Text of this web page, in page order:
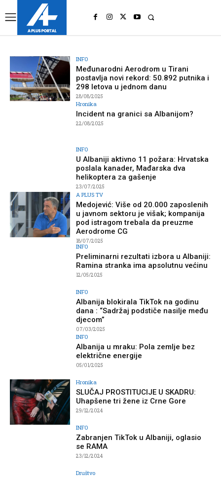
INFO
Međunarodni Aerodrom u Tirani
postavlja novi rekord: 50.892 putnika i
298 letova u jednom danu
28/08/2025
Hronika
Incident na granici sa Albanijom?
22/08/2025
INFO
U Albaniji aktivno 11 požara: Hrvatska
poslala kanader, Mađarska dva
helikoptera za gašenje
23/07/2025
A PLUS TV
Medojević: Više od 20.000 zaposlenih
u javnom sektoru je višak; kompanija
pod istragom trebala da preuzme
Aerodrome CG
18/07/2025
INFO
Preliminarni rezultati izbora u Albaniji:
Ramina stranka ima apsolutnu većinu
12/05/2025
INFO
Albanija blokirala TikTok na godinu
dana : “Sadržaj podstiče nasilje među
djecom”
07/03/2025
INFO
Albanija u mraku: Pola zemlje bez
električne energije
05/01/2025
Hronika
SLUČAJ PROSTITUCIJE U SKADRU:
Uhapšene tri žene iz Crne Gore
29/12/2024
INFO
Zabranjen TikTok u Albaniji, oglasio
se RAMA
23/12/2024
Društvo